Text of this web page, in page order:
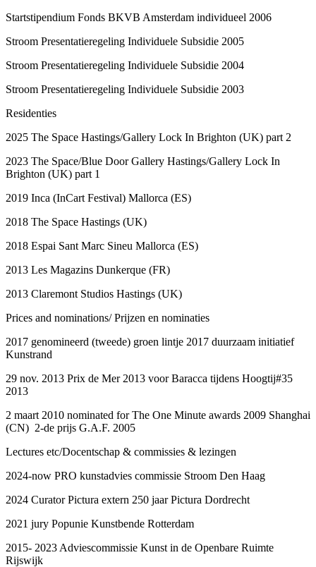
Startstipendium Fonds BKVB Amsterdam individueel 2006
Stroom Presentatieregeling Individuele Subsidie 2005
Stroom Presentatieregeling Individuele Subsidie 2004
Stroom Presentatieregeling Individuele Subsidie 2003
Residenties
2025 The Space Hastings/Gallery Lock In Brighton (UK) part 2
2023 The Space/Blue Door Gallery Hastings/Gallery Lock In
Brighton (UK) part 1
2019 Inca (InCart Festival) Mallorca (ES)
2018 The Space Hastings (UK)
2018 Espai Sant Marc Sineu Mallorca (ES)
2013 Les Magazins Dunkerque (FR)
2013 Claremont Studios Hastings (UK)
Prices and nominations/ Prijzen en nominaties
2017 genomineerd (tweede) groen lintje 2017 duurzaam initiatief
Kunstrand
29 nov. 2013 Prix de Mer 2013 voor Baracca tijdens Hoogtij#35
2013
2 maart 2010 nominated for The One Minute awards 2009 Shanghai
(CN) 2-de prijs G.A.F. 2005
Lectures etc/Docentschap & commissies & lezingen
2024-now PRO kunstadvies commissie Stroom Den Haag
2024 Curator Pictura extern 250 jaar Pictura Dordrecht
2021 jury Popunie Kunstbende Rotterdam
2015- 2023 Adviescommissie Kunst in de Openbare Ruimte
Rijswijk